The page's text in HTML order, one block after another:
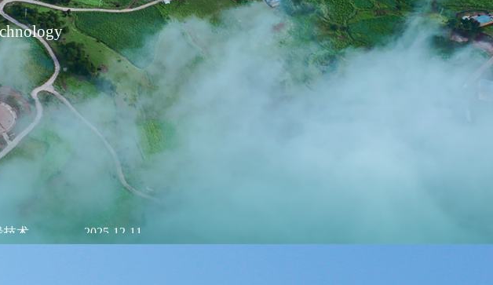
方案
粒物）排放连续监测系统
式激光颗粒物监测仪
流一体化测量仪
式超声波流量计
计
线监测动态质控系统
度光散射法环境空气颗粒物监测仪
流程校验系统
空气颗粒物元素成分自动监测系统
颗粒物PM₂.₅监测仪
颗粒物PM₁₀监测仪
二氧化硫分析仪
氧化物分析仪
在线监测系统
臭自动监测系统
境噪声自动监测仪
噪声自动监测仪
污染溯源在线监测系统
空气甲醛在线监测系统
多通道飞行时间质谱在线监测系统
式水质自动监测系统
式水质自动监测系统
动监测系统
酸盐指数水质在线自动监测仪
自动采样器
数水质在线自动监测仪
度水质在线自动监测仪
需氧量（CODcr）水质在线自动监测仪
水质在线自动监测仪
水质在线自动监测仪
水质在线自动监测仪
水质在线自动监测仪
中多参数重金属（XRF）在线监测系统
平台
监管平台
排放在线计量监测系统
气温室气体监测系统
型温室气体监测仪
关红外吸收法二氧化碳分析仪
可信认证终端
放计量数据管理终端
目碳计量专用智能数据管理系统
系统
析仪
爆工业气相色谱仪
分析仪
析仪
分析仪
紫外分析仪
磁氧分析仪
热导分析仪
量氧分析仪
析仪
光气体分析仪
仪谱分析仪
谱分析仪
器色谱仪
+甲烷转换器色谱仪-ppb-ppm
仪
仪
析仪
屋
时间二次离子质谱仪
时间二次离子质谱仪
转移反应飞行时间质谱仪
子转移反应飞行时间质谱仪
行时间质谱仪
时间质谱仪
II-便携式气相色谱质谱联用仪
携式β射线颗粒物监测仪
式红外气体分析仪
携式傅里叶红外气体分析仪
06
2023-11-15
2024-10-24
2025-04-22
术
同发展